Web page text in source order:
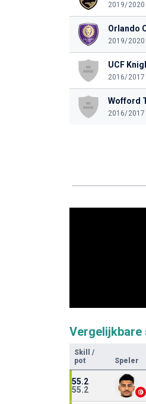
2019/2020
Orlando
2019/2020
2016/2017
2016/2017
Vergelijkbare
Skill
/
pot
Speler
55.2
55.2